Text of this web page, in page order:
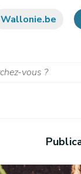
Wallonie.be